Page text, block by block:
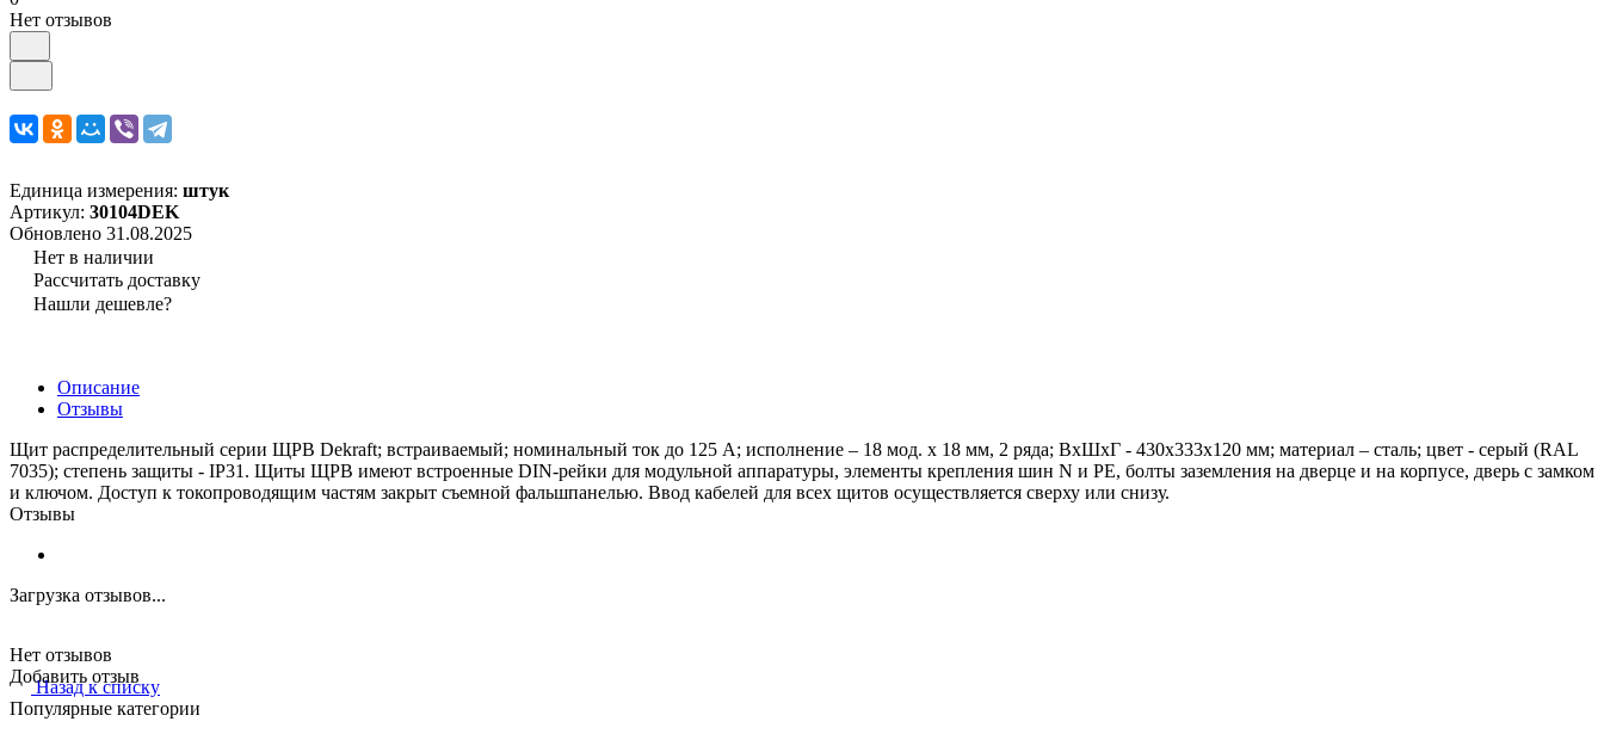
Нет отзывов
Единица измерения: штук
Артикул: 30104DEK
Обновлено 31.08.2025
Нет в наличии
Рассчитать доставку
Нашли дешевле?
Описание
Отзывы
Щит распределительный серии ЩРВ Dekraft; встраиваемый; номинальный ток до 125 А; исполнение – 18 мод. х 18 мм, 2 ряда; ВхШхГ - 430х333х120 мм; материал – сталь; цвет - серый (RAL
7035); степень защиты - IP31. Щиты ЩРВ имеют встроенные DIN-рейки для модульной аппаратуры, элементы крепления шин N и PE, болты заземления на дверце и на корпусе, дверь с замком
и ключом. Доступ к токопроводящим частям закрыт съемной фальшпанелью. Ввод кабелей для всех щитов осуществляется сверху или снизу.
Отзывы
Загрузка отзывов...
Нет отзывов
Добавить отзыв
Назад к списку
Популярные категории